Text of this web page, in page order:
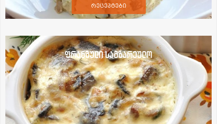
რეცეპტები
ფრანგული სამზარეულო